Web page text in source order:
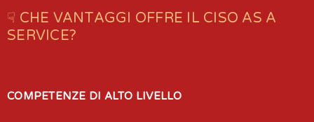
☟ CHE VANTAGGI OFFRE IL CISO AS A
SERVICE?
COMPETENZE DI ALTO LIVELLO